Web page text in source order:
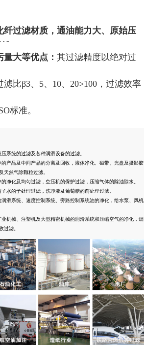
纤过滤材质，通油能力大、原始压
大等优点： 其过滤精度以绝对过
比β3、5、10、20>100，过滤效率
标准。
系统的过滤及各种润滑设备的过滤。
产品及中间产品的分离及回收，液体净化、磁带、光盘及摄影胶
天然气除颗粒过滤。
净化及均匀过滤，空压机的保护过滤，压缩气体的除油除水。
水的予处理过滤，洗净液及葡萄糖的前处理过滤。
滑系统、速度控制系统、旁路控制系统油的净化，给水泵、风机
机械、注塑机及大型精密机械的润滑系统和压缩空气的净化，烟
过滤。